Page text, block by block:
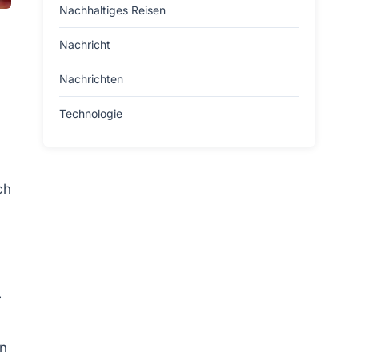
Nachhaltiges Reisen
Nachricht
Nachrichten
Technologie